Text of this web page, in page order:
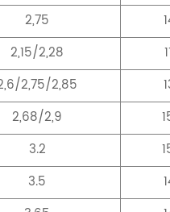
2,75
2,15/2,28
2,75/2,85
2,68/2,9
3.2
3.5